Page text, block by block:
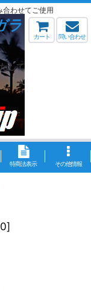
合わせてご使用
ラ
して
カート 問い合わせ
特商法表示 その他情報
]